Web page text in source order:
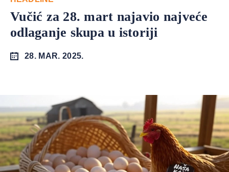
Vučić za 28. mart najavio najveće
odlaganje skupa u istoriji
28. MAR. 2025.